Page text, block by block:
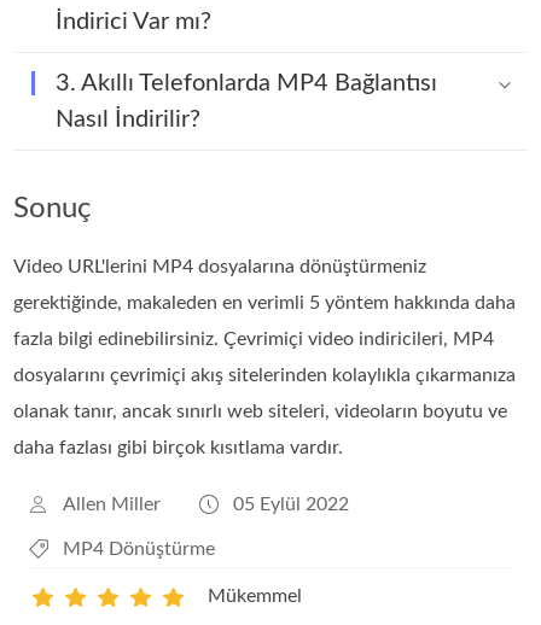
İndirici Var mı?
3. Akıllı Telefonlarda MP4 Bağlantısı
Nasıl İndirilir?
Sonuç
Video URL'lerini MP4 dosyalarına dönüştürmeniz
gerektiğinde, makaleden en verimli 5 yöntem hakkında daha
fazla bilgi edinebilirsiniz. Çevrimiçi video indiricileri, MP4
dosyalarını çevrimiçi akış sitelerinden kolaylıkla çıkarmanıza
olanak tanır, ancak sınırlı web siteleri, videoların boyutu ve
daha fazlası gibi birçok kısıtlama vardır.
Allen Miller 05 Eylül 2022
MP4 Dönüştürme
Mükemmel